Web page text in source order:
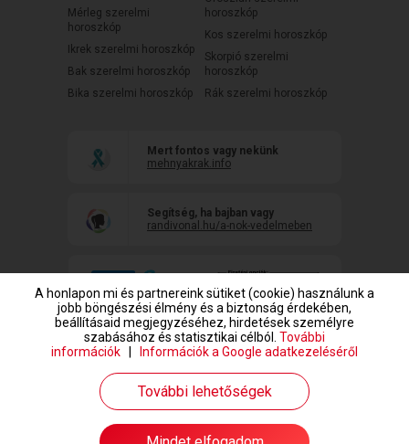
Mérleg szerelmi
horoszkóp
Ikrek szerelmi horoszkóp
Bak szerelmi horoszkóp
Bika szerelmi horoszkóp
horoszkóp
Kos szerelmi horoszkóp
Skorpió szerelmi
horoszkóp
Rák szerelmi horoszkóp
Mert fontos vagy nekünk
mehnyakrak.info
Segítség, ha bajban vagy
randivonal.hu/a-nok-vedelmeben
www.randivonal.hu © Copyright 1999-2026 Dating Central Europe Zrt.
A honlapon mi és partnereink sütiket (cookie) használunk a
jobb böngészési élmény és a biztonság érdekében,
beállításaid megjegyzéséhez, hirdetések személyre
szabásához és statisztikai célból. További
információk
Információk a Google adatkezeléséről
További lehetőségek